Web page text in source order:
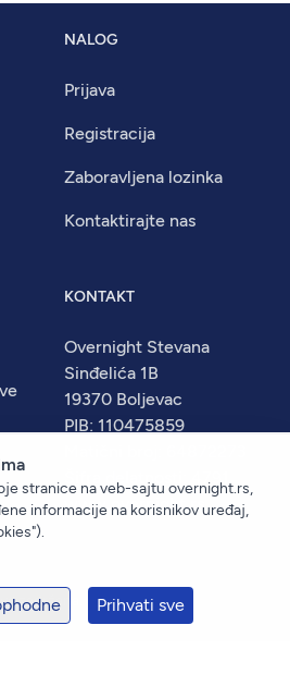
NALOG
Prijava
Registracija
Zaboravljena lozinka
Kontaktirajte nas
KONTAKT
Overnight Stevana
Sinđelića 1B
19370 Boljevac
PIB: 110475859
www.overnight.rs
zadržana.
stranice na veb-sajtu overnight.rs,
informacije na korisnikov uređaj,
Prihvati sve